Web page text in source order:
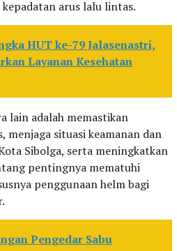
arus lalu lintas.
HUT ke-79 Jalasenastri,
Layanan Kesehatan
lain adalah memastikan
menjaga situasi keamanan dan
Sibolga, serta meningkatkan
pentingnya mematuhi
penggunaan helm bagi
Pengedar Sabu